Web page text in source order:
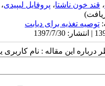
، قند خون ناشتا، پروفایل لیپیدی،
توصیه تغذیه برای دیابت
درباره این مقاله : نام